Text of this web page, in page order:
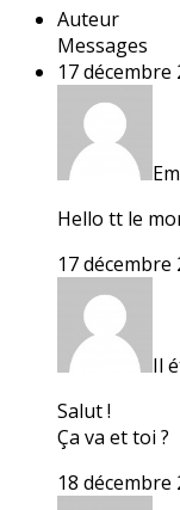
Auteur
Messages
17 décembre
Hello tt le
17 décembre
Il
Salut !
Ça va et toi ?
18 décembre